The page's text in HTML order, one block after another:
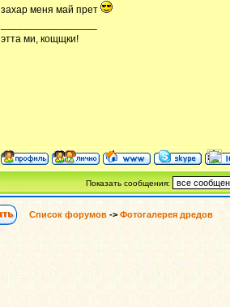
захар меня май прет
этта ми, кощщки!
Показать сообщения:
Список форумов -> Фотогалерея дредов